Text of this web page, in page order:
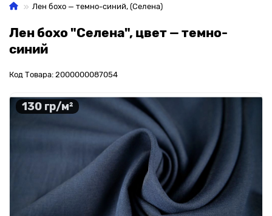
Лен бохо — темно-синий, (Селена)
Лен бохо "Селена", цвет — темно-
синий
Код Товара: 2000000087054
130 гр/м²